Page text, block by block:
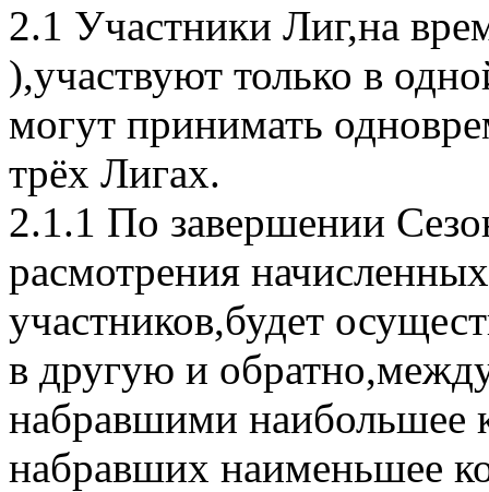
2.1 Участники Лиг,на
),участвуют только в
могут принимать
трёх Лигах.
2.1.1 По завершении
расмотрения
участников,будет
в другую и
набравшими наибольшее
набравших наименьшее